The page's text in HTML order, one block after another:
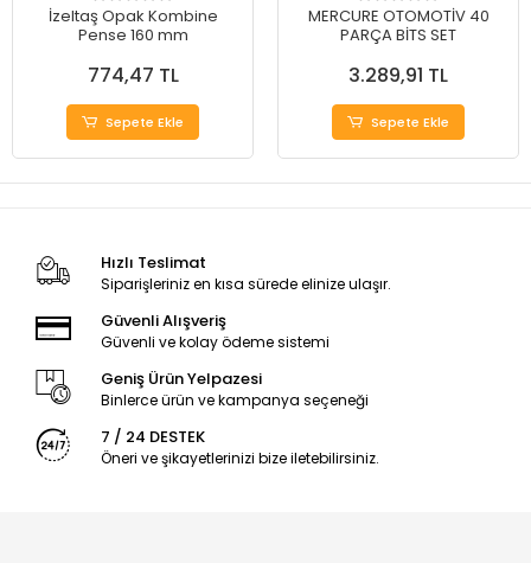
İzeltaş Opak Kombine
Pense 160 mm
774,47 TL
Sepete Ekle
MERCURE OTOMOTİV 40
PARÇA BİTS SET
3.289,91 TL
Sepete Ekle
Hızlı Teslimat
Siparişleriniz en kısa sürede elinize ulaşır.
Güvenli Alışveriş
Güvenli ve kolay ödeme sistemi
Geniş Ürün Yelpazesi
Binlerce ürün ve kampanya seçeneği
7 / 24 DESTEK
Öneri ve şikayetlerinizi bize iletebilirsiniz.